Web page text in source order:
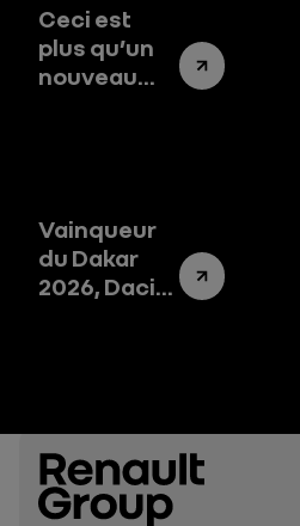
Ceci est
plus qu’un
nouveau
Vainqueur
du Dakar
2026, Dacia
série